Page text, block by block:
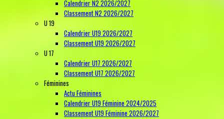
Calendrier N2 2026/2027
Classement N2 2026/2027
U 19
Calendrier U19 2026/2027
Classement U19 2026/2027
U 17
Calendrier U17 2026/2027
Classement U17 2026/2027
Féminines
Actu Féminines
Calendrier U19 Féminine 2024/2025
Classement U19 Féminine 2026/2027